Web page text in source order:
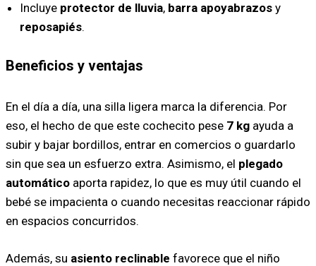
Incluye protector de lluvia, barra apoyabrazos y
reposapiés.
Beneficios y ventajas
En el día a día, una silla ligera marca la diferencia. Por
eso, el hecho de que este cochecito pese 7 kg ayuda a
subir y bajar bordillos, entrar en comercios o guardarlo
sin que sea un esfuerzo extra. Asimismo, el plegado
automático aporta rapidez, lo que es muy útil cuando el
bebé se impacienta o cuando necesitas reaccionar rápido
en espacios concurridos.
Además, su asiento reclinable favorece que el niño